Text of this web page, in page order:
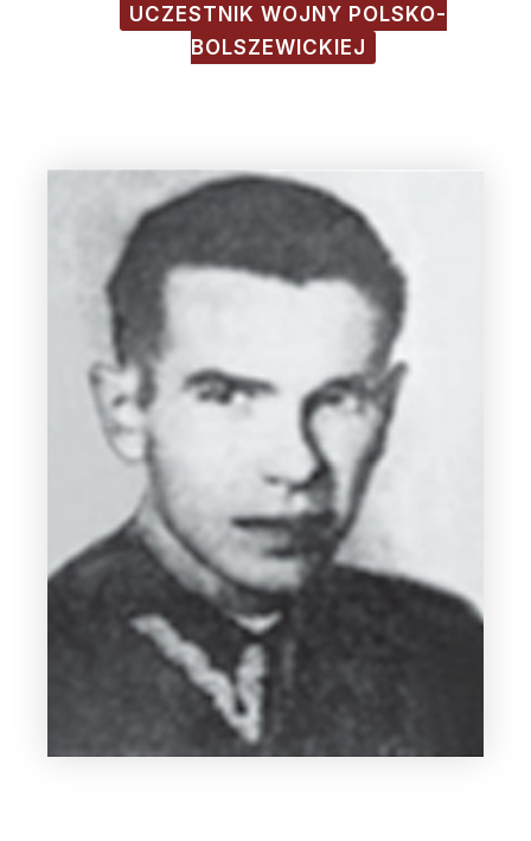
UCZESTNIK WOJNY POLSKO-
BOLSZEWICKIEJ